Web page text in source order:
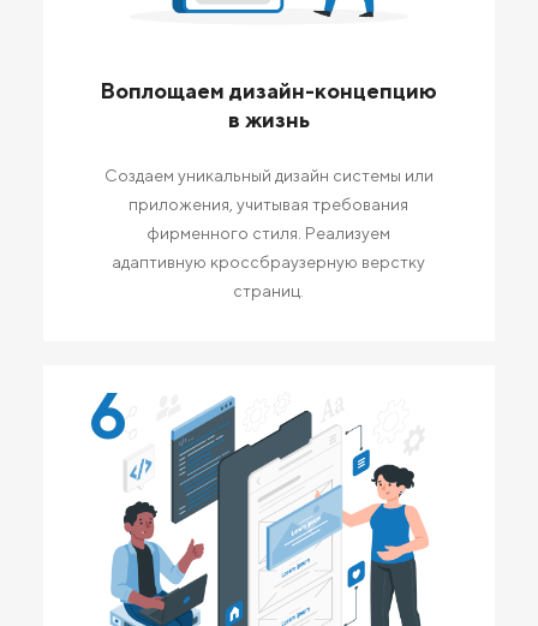
Воплощаем дизайн-концепцию
в жизнь
Создаем уникальный дизайн системы или
приложения, учитывая требования
фирменного стиля. Реализуем
адаптивную кроссбраузерную верстку
страниц.
6